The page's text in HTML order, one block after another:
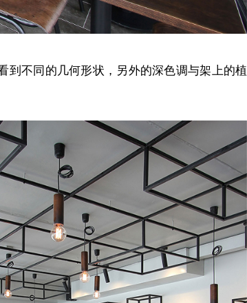
不同的几何形状，另外的深色调与架上的植